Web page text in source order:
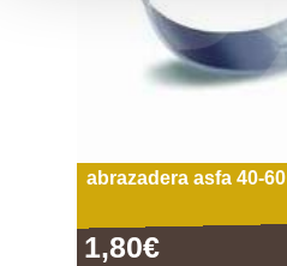
abrazadera asfa 40-60
1,80€